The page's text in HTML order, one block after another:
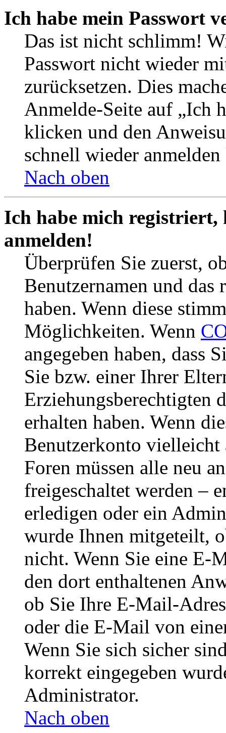
Ich habe mein Passwort
Das ist nicht schlimm!
Passwort nicht wieder
zurücksetzen. Dies
Anmelde-Seite auf „Ich
klicken und den
schnell wieder
Nach oben
Ich habe mich
anmelden!
Überprüfen Sie zuerst,
Benutzernamen und das
haben. Wenn diese
Möglichkeiten. Wenn
angegeben haben, dass
Sie bzw. einer Ihrer
Erziehungsberechtigten
erhalten haben. Wenn
Benutzerkonto
Foren müssen alle neu
freigeschaltet werden –
erledigen oder ein
wurde Ihnen mitgeteilt,
nicht. Wenn Sie eine E-
den dort enthaltenen
ob Sie Ihre E-Mail-
oder die E-Mail von
Wenn Sie sich sicher
korrekt eingegeben
Administrator.
Nach oben